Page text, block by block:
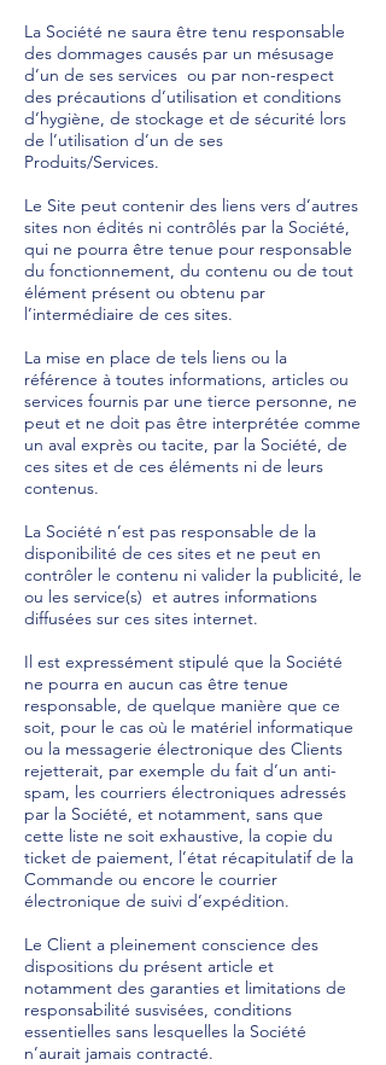
La Société ne saura être tenu responsable
des dommages causés par un mésusage
d’un de ses services ou par non-respect
des précautions d’utilisation et conditions
d’hygiène, de stockage et de sécurité lors
de l’utilisation d’un de ses
Produits/Services.
Le Site peut contenir des liens vers d’autres
sites non édités ni contrôlés par la Société,
qui ne pourra être tenue pour responsable
du fonctionnement, du contenu ou de tout
élément présent ou obtenu par
l’intermédiaire de ces sites.
La mise en place de tels liens ou la
référence à toutes informations, articles ou
services fournis par une tierce personne, ne
peut et ne doit pas être interprétée comme
un aval exprès ou tacite, par la Société, de
ces sites et de ces éléments ni de leurs
contenus.
La Société n’est pas responsable de la
disponibilité de ces sites et ne peut en
contrôler le contenu ni valider la publicité, le
ou les service(s) et autres informations
diffusées sur ces sites internet.
Il est expressément stipulé que la Société
ne pourra en aucun cas être tenue
responsable, de quelque manière que ce
soit, pour le cas où le matériel informatique
ou la messagerie électronique des Clients
rejetterait, par exemple du fait d’un anti-
spam, les courriers électroniques adressés
par la Société, et notamment, sans que
cette liste ne soit exhaustive, la copie du
ticket de paiement, l’état récapitulatif de la
Commande ou encore le courrier
électronique de suivi d’expédition.
Le Client a pleinement conscience des
dispositions du présent article et
notamment des garanties et limitations de
responsabilité susvisées, conditions
essentielles sans lesquelles la Société
n’aurait jamais contracté.